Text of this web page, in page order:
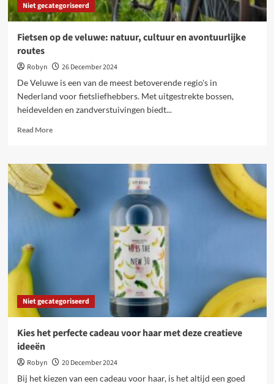
Niet gecategoriseerd
Fietsen op de veluwe: natuur, cultuur en avontuurlijke
routes
Robyn
26 December 2024
De Veluwe is een van de meest betoverende regio's in
Nederland voor fietsliefhebbers. Met uitgestrekte bossen,
heidevelden en zandverstuivingen biedt...
Read MoreRead
Fietsen
op
de
veluwe:
natuur,
cultuur
Niet gecategoriseerd
Kies het perfecte cadeau voor haar met deze creatieve
ideeën
Robyn
20 December 2024
Bij het kiezen van een cadeau voor haar, is het altijd een goed